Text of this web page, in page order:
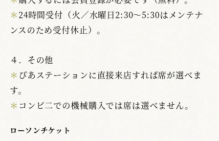
＊24時間受付（火／水曜日2:30～5:30はメンテナ
ンスのため受付休止）。
４．その他
＊ ぴあステーションに直接来店すれば席が選べま
す。
＊ コンビ二での機械購入では席は選べません。
ローソンチケット